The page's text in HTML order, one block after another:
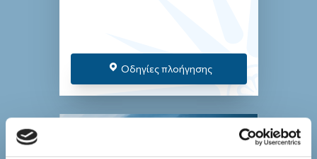
Οδηγίες πλοήγησης